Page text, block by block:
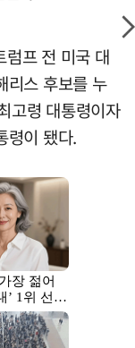
럼프 전 미국 대
리스 후보를 누
고령 대통령이자
령이 됐다.